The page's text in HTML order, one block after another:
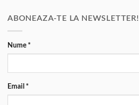
ABONEAZA-TE LA NEWSLETTER!
Nume *
Email *